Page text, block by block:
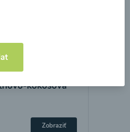
kokosová
Zobraziť